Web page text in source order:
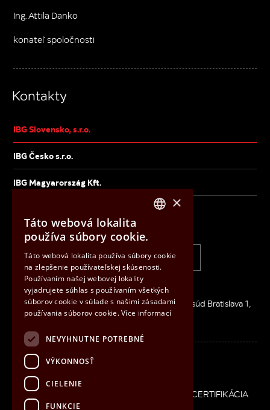
Ing. Attila Danko
konateľ spoločnosti
Kontakty
IBG Slovensko, s.r.o.
IBG Česko s.r.o.
IBG Magyarország Kft.
IBG Slovensko, s.r.o.
+421 33 6407 660 info@ibg.sk
Inovačná 2626/8, 900 01 MODRA
IČO: 36026506 / DIČ: SK2020083186 / Okresný súd Bratislava 1,
oddiel s.r.o., vložka 33548/B
Patička
COOKIES
CERTIFIKÁCIA
HUNGARIAN
SLOVAK
×
Táto webová lokalita
používa súbory cookie.
Táto webová lokalita používa súbory cookie
na zlepšenie používateľskej skúsenosti.
Používaním našej webovej lokality
vyjadrujete súhlas s používaním všetkých
súborov cookie v súlade s našimi zásadami
používania súborov cookie.Více informací
NEVYHNUTNE POTREBNÉ
VÝKONNOSŤ
CIELENIE
FUNKCIE